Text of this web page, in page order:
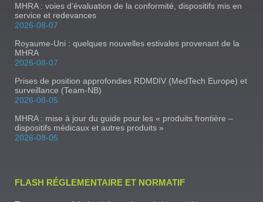
MHRA : voies d’évaluation de la conformité, dispositifs mis en
service et redevances
2026-08-07
Royaume-Uni : quelques nouvelles estivales provenant de la
MHRA
2026-08-07
Prises de position approfondies RDMDIV (MedTech Europe) et
surveillance (Team-NB)
2026-08-05
MHRA : mise à jour du guide pour les « produits frontière –
dispositifs médicaux et autres produits »
2026-08-05
FLASH RÉGLEMENTAIRE ET NORMATIF